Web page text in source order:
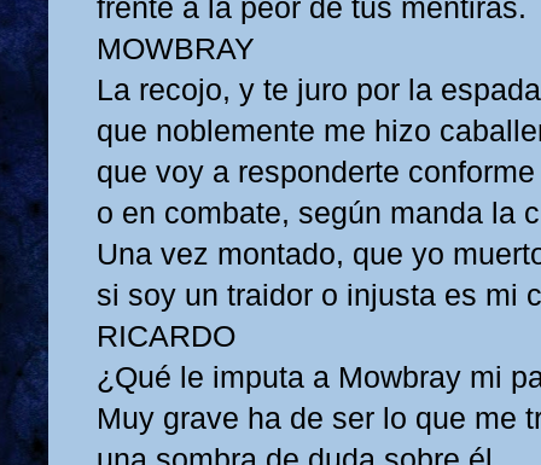
frente a la peor de tus mentiras.
MOWBRAY
La recojo, y te juro por la espada
que noblemente me hizo
que voy a responderte
o en combate, según manda la
Una vez montado, que yo
si soy un traidor o injusta es mi
RICARDO
¿Qué le imputa a Mowbray mi
Muy grave ha de ser lo que me